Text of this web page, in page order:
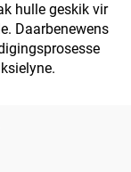
hulle geskik vir
Daarbenewens